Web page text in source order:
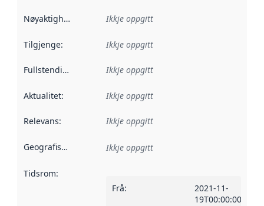
Nøyaktigheit Ikkje oppgitt
Tilgjenge: Ikkje oppgitt
Fullstendigheit Ikkje oppgitt
Aktualitet: Ikkje oppgitt
Relevans: Ikkje oppgitt
Geografisk område Ikkje oppgitt
Tidsrom:
Frå:
2021-11-
19T00:00:00Z